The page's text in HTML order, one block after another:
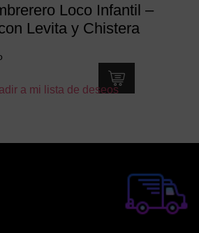
Loco Infantil –
Levita y Chistera
producto
variantes.
a mi lista de deseos